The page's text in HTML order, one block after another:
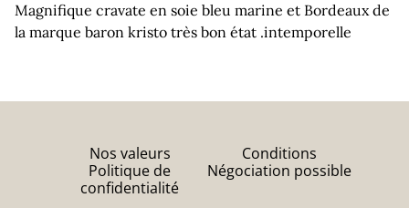
Magnifique cravate en soie bleu marine et Bordeaux de
la marque baron kristo très bon état .intemporelle
Nos valeurs
Conditions
Politique de
confidentialité
Négociation possible